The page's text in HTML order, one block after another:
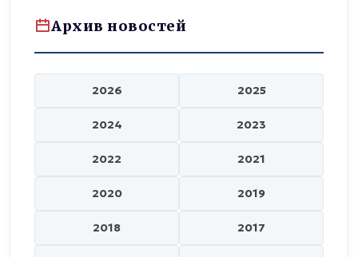
Архив новостей
2026 2025
2024 2023
2022 2021
2020 2019
2018 2017